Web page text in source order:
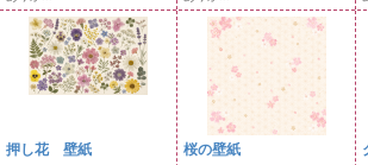
押し花 壁紙 桜の壁紙